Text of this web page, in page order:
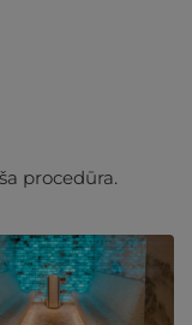
procedūra.